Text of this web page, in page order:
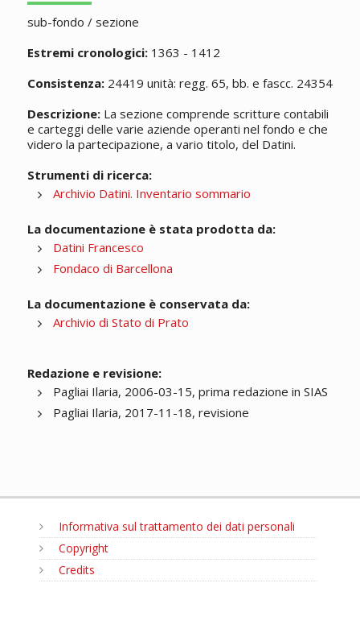
sub-fondo / sezione
Estremi cronologici:1363 - 1412
Consistenza:24419 unità: regg. 65, bb. e fascc. 24354
Descrizione:La sezione comprende scritture contabili
e carteggi delle varie aziende operanti nel fondo e che
videro la partecipazione, a vario titolo, del Datini.
Strumenti di ricerca:
Archivio Datini. Inventario sommario
La documentazione è stata prodotta da:
Datini Francesco
Fondaco di Barcellona
La documentazione è conservata da:
Archivio di Stato di Prato
Redazione e revisione:
Pagliai Ilaria, 2006-03-15, prima redazione in SIAS
Pagliai Ilaria, 2017-11-18, revisione
Informativa sul trattamento dei dati personali
Copyright
Credits